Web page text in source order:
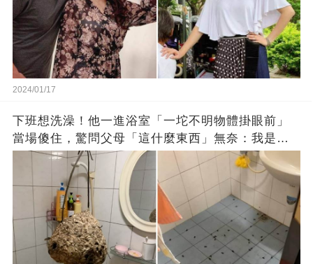
2024/01/17
下班想洗澡！他一進浴室「一坨不明物體掛眼前」
當場傻住，驚問父母「這什麼東西」無奈：我是親
生的嗎？